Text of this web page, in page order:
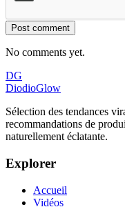
Post comment
No comments yet.
DG
DiodioGlow
Sélection des tendances
recommandations de
naturellement éclatante.
Explorer
Accueil
Vidéos